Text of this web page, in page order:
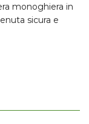
monoghiera in
sicura e